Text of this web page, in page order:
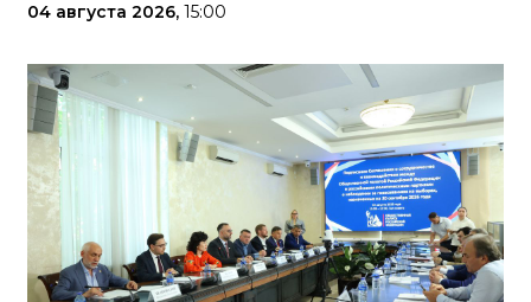
04 августа 2026, 15:00